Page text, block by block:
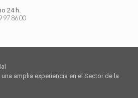
24 h.
97 86 00
amplia experiencia en el Sector de la